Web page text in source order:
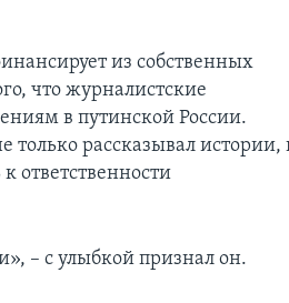
из собственных
что журналистские
в путинской России.
только рассказывал истории,
ответственности
– с улыбкой признал он.